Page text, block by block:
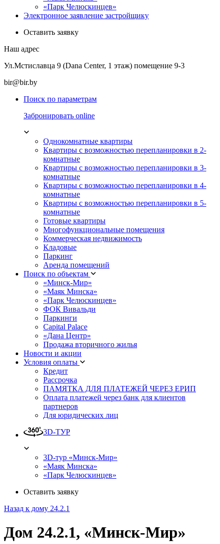
«Парк Челюскинцев»
Электронное заявление застройщику
Оставить заявку
Наш адрес
Ул.Мстиславца 9 (Dana Center, 1 этаж) помещение 9-3
bir@bir.by
Поиск по параметрам
Забронировать online
Однокомнатные квартиры
Квартиры с возможностью перепланировки в 2-
комнатные
Квартиры с возможностью перепланировки в 3-
комнатные
Квартиры с возможностью перепланировки в 4-
комнатные
Квартиры с возможностью перепланировки в 5-
комнатные
Готовые квартиры
Многофункциональные помещения
Коммерческая недвижимость
Кладовые
Паркинг
Аренда помещений
Поиск по объектам
«Минск-Мир»
«Маяк Минска»
«Парк Челюскинцев»
ФОК Вивальди
Паркинги
Capital Palace
«Дана Центр»
Продажа вторичного жилья
Новости и акции
Условия оплаты
Кредит
Рассрочка
ПАМЯТКА ДЛЯ ПЛАТЕЖЕЙ ЧЕРЕЗ ЕРИП
Оплата платежей через банк для клиентов
партнеров
Для юридических лиц
3D-ТУР
3D-тур «Минск-Мир»
«Маяк Минска»
«Парк Челюскинцев»
Оставить заявку
Назад к дому 24.2.1
Дом 24.2.1, «Минск-Мир»